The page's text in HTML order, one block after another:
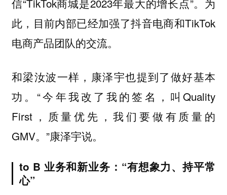
信“TikTok商城是2023年最大的增长点”。为
此，目前内部已经加强了抖音电商和TikTok
电商产品团队的交流。
和梁汝波一样，康泽宇也提到了做好基本
功。“今年我改了我的签名，叫Quality
First，质量优先，我们要做有质量的
GMV。”康泽宇说。
to B 业务和新业务：“有想象力、持平常
心”